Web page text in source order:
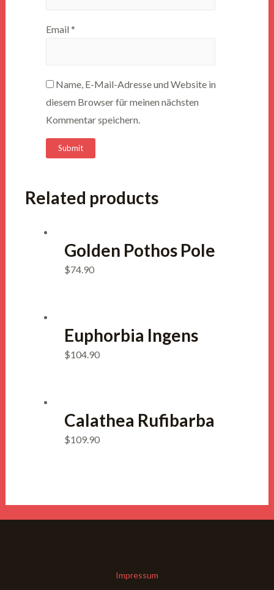
Email *
Name, E-Mail-Adresse und Website in
diesem Browser für meinen nächsten
Kommentar speichern.
Related products
Golden Pothos Pole
$74.90
Euphorbia Ingens
$104.90
Calathea Rufibarba
$109.90
Impressum